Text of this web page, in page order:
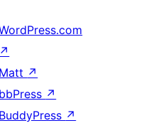
↗
Matt ↗
bbPress ↗
BuddyPress ↗